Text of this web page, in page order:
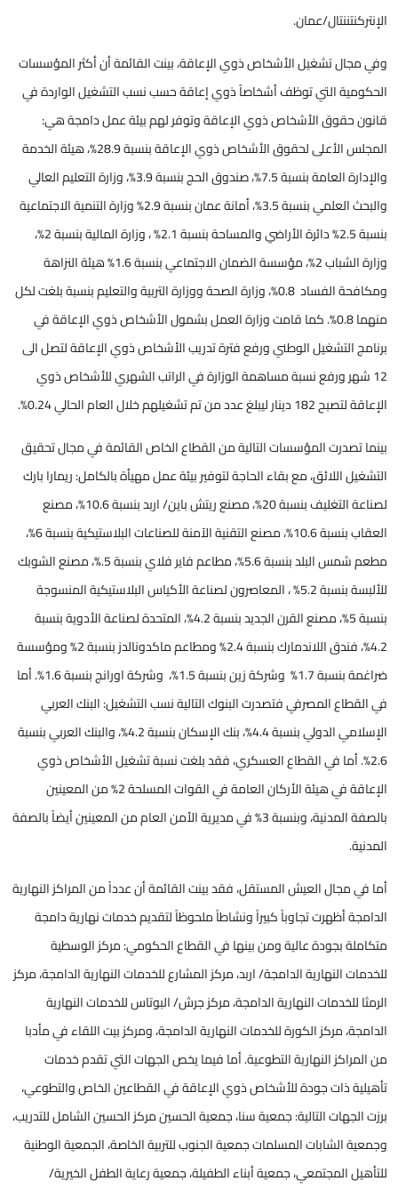
الإنتركنتننتال/عمان.
وفي مجال تشغيل الأشخاص ذوي الإعاقة، بينت القائمة أن أكثر المؤسسات
الحكومية التي توظف أشخاصاً ذوي إعاقة حسب نسب التشغيل الواردة في
قانون حقوق الأشخاص ذوي الإعاقة وتوفر لهم بيئة عمل دامجة هي:
المجلس الأعلى لحقوق الأشخاص ذوي الإعاقة بنسبة 28.9%، هيئة الخدمة
والإدارة العامة بنسبة 7.5%، صندوق الحج بنسبة 3.9%، وزارة التعليم العالي
والبحث العلمي بنسبة 3.5%، أمانة عمان بنسبة 2.9% وزارة التنمية الاجتماعية
بنسبة 2.5% دائرة الأراضي والمساحة بنسبة 2.1% ، وزارة المالية بنسبة 2%،
وزارة الشباب 2%، مؤسسة الضمان الاجتماعي بنسبة 1.6% هيئة النزاهة
ومكافحة الفساد 0.8%، وزارة الصحة ووزارة التربية والتعليم بنسبة بلغت لكل
منهما 0.8%. كما قامت وزارة العمل بشمول الأشخاص ذوي الإعاقة في
برنامج التشغيل الوطني ورفع فترة تدريب الأشخاص ذوي الإعاقة لتصل الى
12 شهر ورفع نسبة مساهمة الوزارة في الراتب الشهري للأشخاص ذوي
الإعاقة لتصبح 182 دينار ليبلغ عدد من تم تشغيلهم خلال العام الحالي 0.24%.
بينما تصدرت المؤسسات التالية من القطاع الخاص القائمة في مجال تحقيق
التشغيل اللائق، مع بقاء الحاجة لتوفير بيئة عمل مهيأة بالكامل: ريمارا بارك
لصناعة التغليف بنسبة 20%، مصنع ريتش باين/ اربد بنسبة 10.6%، مصنع
العقاب بنسبة 10.6%، مصنع التقنية الآمنة للصناعات البلاستيكية بنسبة 6%،
مطعم شمس البلد بنسبة 5.6%، مطاعم فاير فلاي بنسبة 5.%، مصنع الشوبك
للألبسة بنسبة 5.2% ، المعاصرون لصناعة الأكياس البلاستيكية المنسوجة
بنسبة 5%، مصنع القرن الجديد بنسبة 4.2%، المتحدة لصناعة الأدوية بنسبة
4.2%، فندق اللاندمارك بنسبة 2.4% ومطاعم ماكدونالدز بنسبة 2% ومؤسسة
ضراغمة بنسبة 1.7% وشركة زين بنسبة 1.5%، وشركة اورانج بنسبة 1.6%. أما
في القطاع المصرفي فتصدرت البنوك التالية نسب التشغيل: البنك العربي
الإسلامي الدولي بنسبة 4.4%، بنك الإسكان بنسبة 4.2%، والبنك العربي بنسبة
2.6%. أما في القطاع العسكري، فقد بلغت نسبة تشغيل الأشخاص ذوي
الإعاقة في هيئة الأركان العامة في القوات المسلحة 2% من المعينين
بالصفة المدنية، وبنسبة 3% في مديرية الأمن العام من المعينين أيضاً بالصفة
المدنية.
أما في مجال العيش المستقل، فقد بينت القائمة أن عدداً من المراكز النهارية
الدامجة أظهرت تجاوباً كبيراً ونشاطاً ملحوظاً لتقديم خدمات نهارية دامجة
متكاملة بجودة عالية ومن بينها في القطاع الحكومي: مركز الوسطية
للخدمات النهارية الدامجة/ اربد، مركز المشارع للخدمات النهارية الدامجة، مركز
الرمثا للخدمات النهارية الدامجة، مركز جرش/ البوتاس للخدمات النهارية
الدامجة، مركز الكورة للخدمات النهارية الدامجة، ومركز بيت اللقاء في مأدبا
من المراكز النهارية التطوعية. أما فيما يخص الجهات التي تقدم خدمات
تأهيلية ذات جودة للأشخاص ذوي الإعاقة في القطاعين الخاص والتطوعي،
برزت الجهات التالية: جمعية سنا، جمعية الحسين مركز الحسين الشامل للتدريب،
وجمعية الشابات المسلمات جمعية الجنوب للتربية الخاصة، الجمعية الوطنية
للتأهيل المجتمعي، جمعية أبناء الطفيلة، جمعية رعاية الطفل الخيرية/